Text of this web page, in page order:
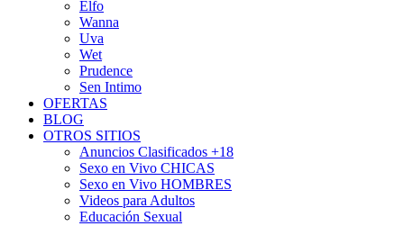
Elfo
Wanna
Uva
Wet
Prudence
Sen Intimo
OFERTAS
BLOG
OTROS SITIOS
Anuncios Clasificados +18
Sexo en Vivo CHICAS
Sexo en Vivo HOMBRES
Videos para Adultos
Educación Sexual